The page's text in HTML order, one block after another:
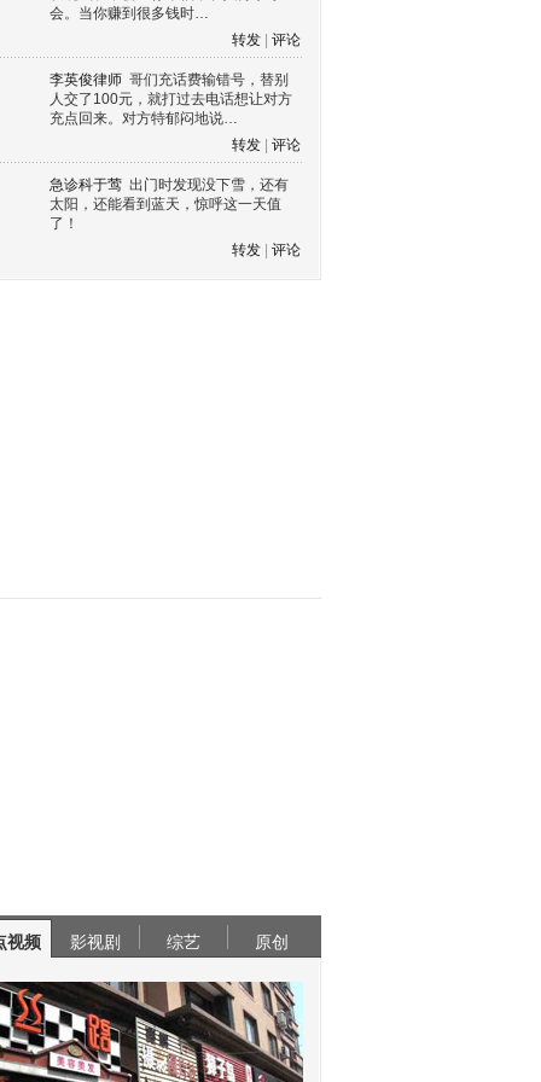
会。当你赚到很多钱时…
转发
评论
李英俊律师 哥们充话费输错号，替别
人交了100元，就打过去电话想让对方
充点回来。对方特郁闷地说…
转发
评论
急诊科于莺 出门时发现没下雪，还有
太阳，还能看到蓝天，惊呼这一天值
了！
转发
评论
视频 影视剧 综艺 原创